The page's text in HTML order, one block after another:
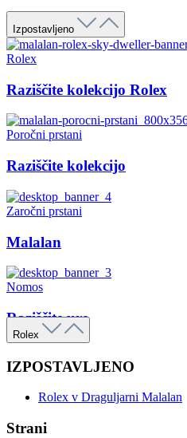
Izpostavljeno
Rolex
Raziščite kolekcijo Rolex
Poročni prstani
Raziščite kolekcijo
Zaročni prstani
Malalan
Nomos
Raziščite ure
Rolex
IZPOSTAVLJENO
Rolex v Draguljarni Malalan
Strani